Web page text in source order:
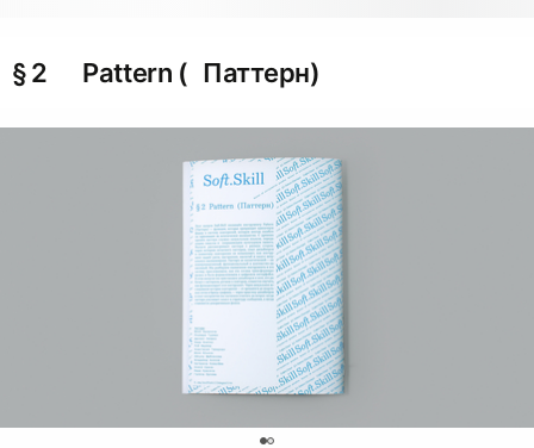
§ 2 Pattern ( Паттерн)